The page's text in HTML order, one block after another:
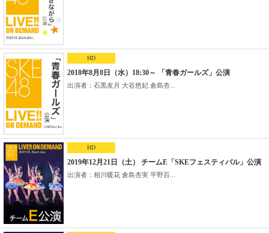
HD
2018年8月8日（水）18:30～ 「青春ガールズ」公演
出演者：石黒友月 大谷悠妃 倉島杏...
HD
2019年12月21日（土） チームE「SKEフェスティバル」公演
出演者：相川暖花 倉島杏実 平野百...